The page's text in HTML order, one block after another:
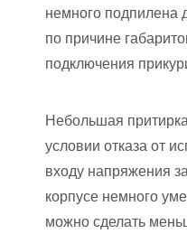
немного подпилена
по причине
подключения
Небольшая
условии отказа от
входу напряжения
корпусе немного
можно сделать